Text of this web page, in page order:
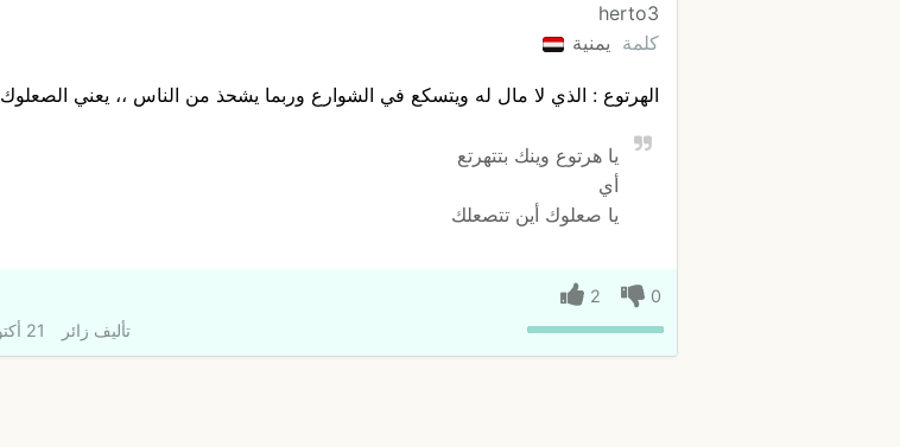
herto3
كلمة يمنية
الهرتوع : الذي لا مال له ويتسكع في الشوارع وربما يشحذ من الناس ،، يعني الصعلوك
يا هرتوع وينك بتتهرتع
أي
يا صعلوك أين تتصعلك
0
2
تأليف زائر 21 أكتوبر 2015